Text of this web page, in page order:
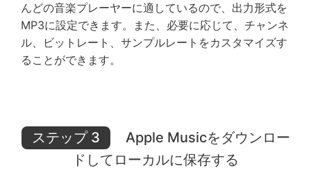
んどの音楽プレーヤーに適しているので、出力形式を
MP3に設定できます。また、必要に応じて、チャンネ
ル、ビットレート、サンプルレートをカスタマイズす
ることができます。
ステップ 3
Apple Musicをダウンロー
ドしてローカルに保存する